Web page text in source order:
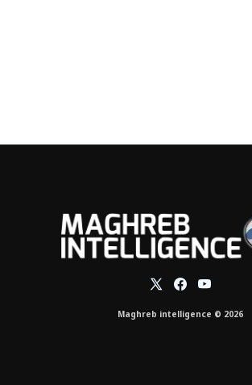
Maghreb intelligence © 2026